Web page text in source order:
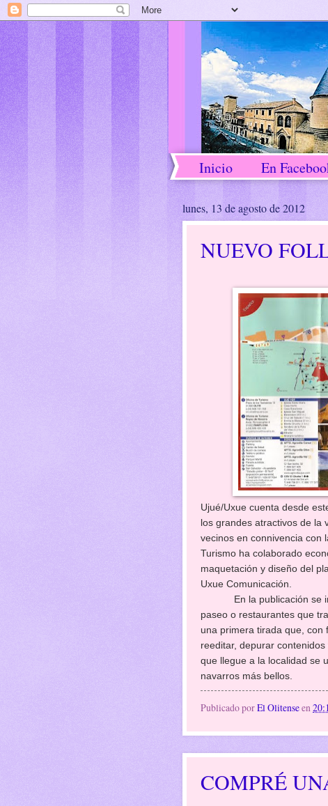
Inicio En
lunes, 13 de agosto de 2012
NUEVO
Ujué/Uxue cuenta desde
los grandes atractivos de la
vecinos en connivencia con
Turismo ha colaborado
maquetación y diseño del
Uxue Comunicación.
En la publicación se
paseo o restaurantes que
una primera tirada que, con
reeditar, depurar
que llegue a la localidad se
navarros más bellos.
Publicado porEl Olitenseen
COMPRÉ